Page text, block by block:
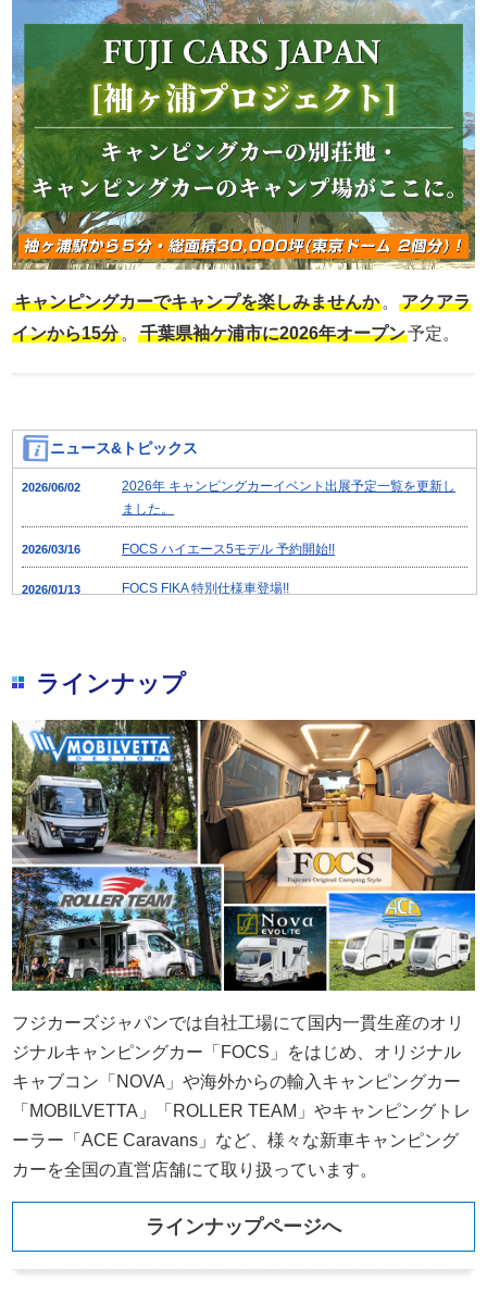
キャンピングカーでキャンプを楽しみませんか 。アクアラ
インから15分 。千葉県袖ケ浦市に2026年オープン予定。
ニュース&トピックス
2026/06/02
2026年 キャンピングカーイベント出展予定一覧を更新し
ました。
2026/03/16 FOCS ハイエース5モデル 予約開始!!
2026/01/13 FOCS FIKA 特別仕様車登場!!
フジカーズジャパン×メルセデス・ベンツ V-Class
「VALIS(ヴァリス)」登場。
ラインナップ
フジカーズジャパンでは自社工場にて国内一貫生産のオリ
ジナルキャンピングカー「FOCS」をはじめ、オリジナル
キャブコン「NOVA」や海外からの輸入キャンピングカー
「MOBILVETTA」「ROLLER TEAM」やキャンピングトレ
ーラー「ACE Caravans」など、様々な新車キャンピング
カーを全国の直営店舗にて取り扱っています。
ラインナップページへ